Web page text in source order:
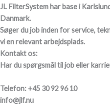
JL FilterSystem har base i
Danmark.
Søger du job inden for service,
vi en relevant arbejdsplads.
Kontakt os:
Har du spørgsmål til job eller
Telefon: +45 30 92 96 10
info@jlf.nu